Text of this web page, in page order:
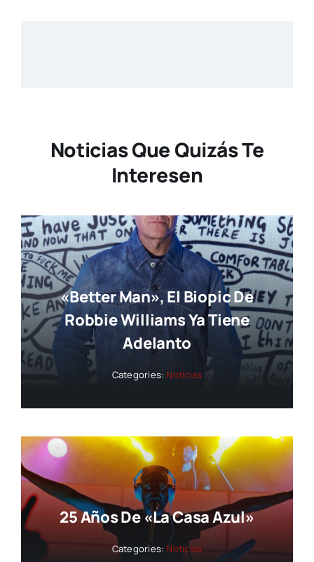
Noticias Que Quizás Te
Interesen
«Better Man», El Biopic De
Robbie Williams Ya Tiene
Adelanto
Categories: Noticias
25 Años De «La Casa Azul»
Categories: Noticias